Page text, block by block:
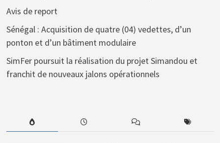
Avis de report
Sénégal : Acquisition de quatre (04) vedettes, d’un
ponton et d’un bâtiment modulaire
SimFer poursuit la réalisation du projet Simandou et
franchit de nouveaux jalons opérationnels